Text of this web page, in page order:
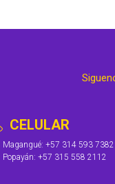
CELULAR
Magangué: +57 314 593 7382
Popayán: +57 315 558 2112